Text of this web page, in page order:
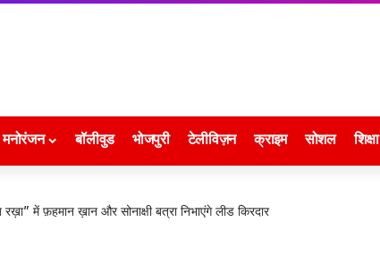
मनोरंजन बॉलीवुड भोजपुरी टेलीविज़न क्राइम सोशल शिक्षा
में फ़हमान ख़ान और सोनाक्षी बत्रा निभाएंगे लीड किरदार